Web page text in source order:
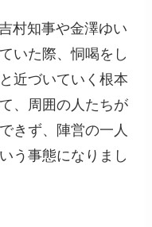
村知事や金澤ゆい
いた際、恫喝をし
近づいていく根本
、周囲の人たちが
きず、陣営の一人
う事態になりまし